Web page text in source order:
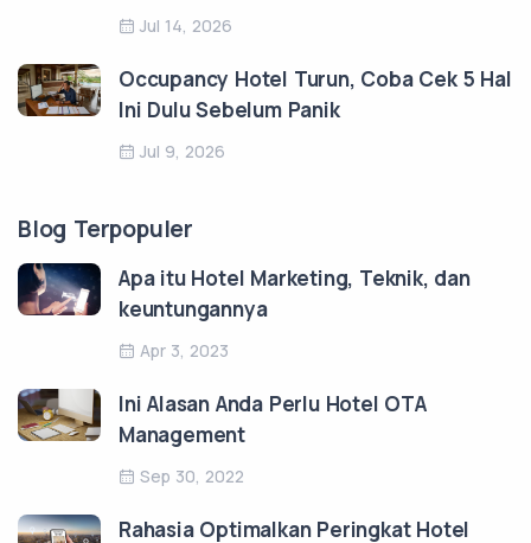
Jul 14, 2026
Occupancy Hotel Turun, Coba Cek 5 Hal
Ini Dulu Sebelum Panik
Jul 9, 2026
Blog Terpopuler
Apa itu Hotel Marketing, Teknik, dan
keuntungannya
Apr 3, 2023
Ini Alasan Anda Perlu Hotel OTA
Management
Sep 30, 2022
Rahasia Optimalkan Peringkat Hotel